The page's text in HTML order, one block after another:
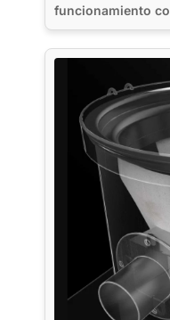
funcionamiento